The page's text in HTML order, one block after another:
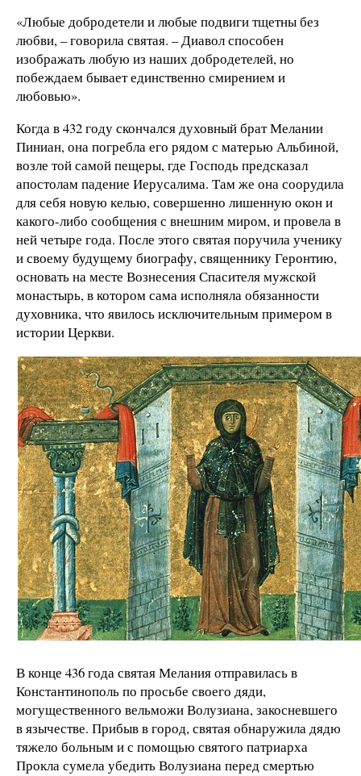
«Любые добродетели и любые подвиги тщетны без
любви, – говорила святая. – Диавол способен
изображать любую из наших добродетелей, но
побеждаем бывает единственно смирением и
любовью».
Когда в 432 году скончался духовный брат Мелании
Пиниан, она погребла его рядом с матерью Альбиной,
возле той самой пещеры, где Господь предсказал
апостолам падение Иерусалима. Там же она соорудила
для себя новую келью, совершенно лишенную окон и
какого-либо сообщения с внешним миром, и провела в
ней четыре года. После этого святая поручила ученику
и своему будущему биографу, священнику Геронтию,
основать на месте Вознесения Спасителя мужской
монастырь, в котором сама исполняла обязанности
духовника, что явилось исключительным примером в
истории Церкви.
В конце 436 года святая Мелания отправилась в
Константинополь по просьбе своего дяди,
могущественного вельможи Волузиана, закосневшего
в язычестве. Прибыв в город, святая обнаружила дядю
тяжело больным и с помощью святого патриарха
Прокла сумела убедить Волузиана перед смертью